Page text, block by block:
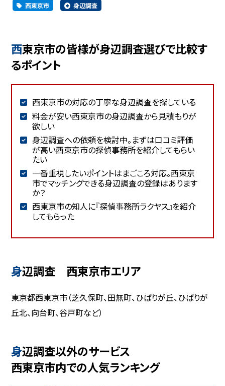
西東京市 身辺調査
西東京市の皆様が身辺調査選びで比較す
るポイント
西東京市の対応の丁寧な身辺調査を探している
料金が安い西東京市の身辺調査から見積もりが
欲しい
身辺調査への依頼を検討中。まずは口コミ評価
が高い西東京市の探偵事務所を紹介してもらい
たい
一番重視したいポイントはまごころ対応。西東京
市でマッチングできる身辺調査の登録はあります
か？
西東京市の知人に『探偵事務所ラクヤス』を紹介
してもらった
身辺調査 西東京市エリア
東京都西東京市（芝久保町、田無町、ひばりが丘、ひばりが
丘北、向台町、谷戸町など）
身辺調査以外のサービス
西東京市内での人気ランキング